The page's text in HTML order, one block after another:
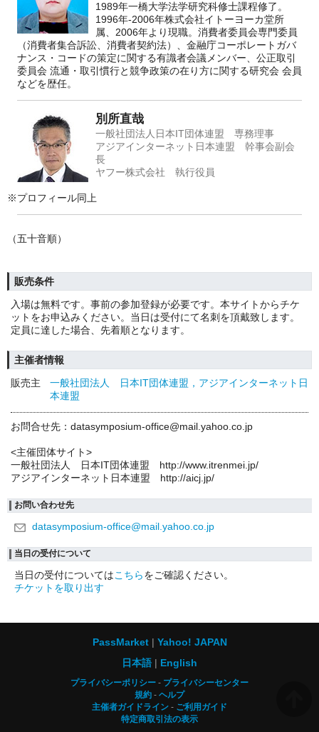
1989年一橋大学法学研究科修士課程修了。
1996年-2006年株式会社イトーヨーカ堂所
属、2006年より現職。消費者委員会専門委員
（消費者集合訴訟、消費者契約法）、金融庁コーポレートガバ
ナンス・コードの策定に関する有識者会議メンバー、公正取引
委員会 流通・取引慣行と競争政策の在り方に関する研究会 会員
などを歴任。
別所直哉
一般社団法人日本IT団体連盟 専務理事
アジアインターネット日本連盟 幹事会副会
長
ヤフー株式会社 執行役員
※プロフィール同上
（五十音順）
販売条件
入場は無料です。事前の参加登録が必要です。本サイトからチケ
ットをお申込みください。当日は受付にて名刺を頂戴致します。
定員に達した場合、先着順となります。
主催者情報
販売主
一般社団法人 日本IT団体連盟，アジアインターネット日
本連盟
お問合せ先：datasymposium-office@mail.yahoo.co.jp
<主催団体サイト>
一般社団法人 日本IT団体連盟 http://www.itrenmei.jp/
アジアインターネット日本連盟 http://aicj.jp/
お問い合わせ先
datasymposium-office@mail.yahoo.co.jp
当日の受付について
当日の受付についてはこちらをご確認ください。
チケットを取り出す
PassMarket
Yahoo! JAPAN
日本語
English
プライバシーポリシー
プライバシーセンター
規約
ヘルプ
主催者ガイドライン
ご利用ガイド
特定商取引法の表示